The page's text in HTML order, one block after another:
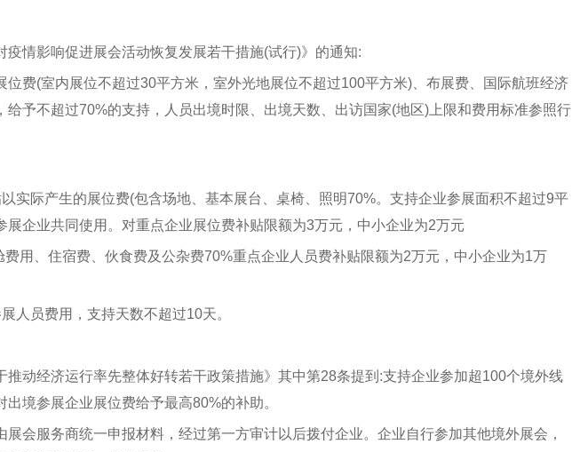
疫情影响促进展会活动恢复发展若干措施(试行)》的通知:
位费(室内展位不超过30平方米，室外光地展位不超过100平方米)、布展费、国际航班经济
给予不超过70%的支持，人员出境时限、出境天数、出访国家(地区)上限和费用标准参照行
实际产生的展位费(包含场地、基本展台、桌椅、照明70%。支持企业参展面积不超过9平
展企业共同使用。对重点企业展位费补贴限额为3万元，中小企业为2万元
用、住宿费、伙食费及公杂费70%重点企业人员费补贴限额为2万元，中小企业为1万
人员费用，支持天数不超过10天。
推动经济运行率先整体好转若干政策措施》其中第28条提到:支持企业参加超100个境外线
境参展企业展位费给予最高80%的补助。
会服务商统一申报材料，经过第一方审计以后拨付企业。企业自行参加其他境外展会，